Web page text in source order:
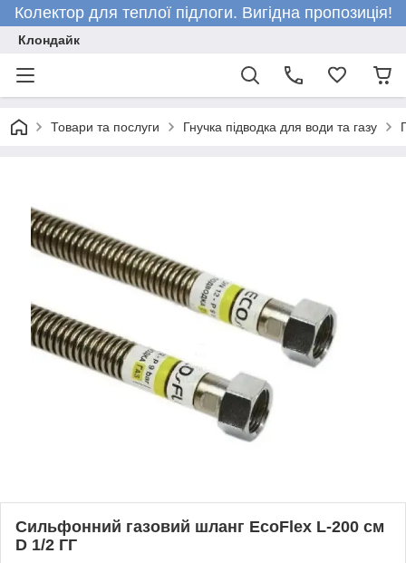
Колектор для теплої підлоги. Вигідна пропозиція!
Клондайк
Товари та послуги Гнучка підводка для води та газу
Сильфонний газовий шланг EcoFlex L-200 см
D 1/2 ГГ